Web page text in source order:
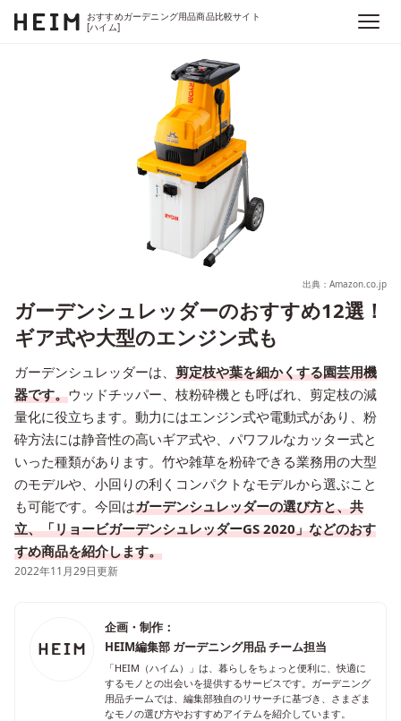
おすすめガーデニング用品商品比較サイト
[ハイム]
出典：Amazon.co.jp
ガーデンシュレッダーのおすすめ12選！
ギア式や大型のエンジン式も
ガーデンシュレッダーは、 剪定枝や葉を細かくする園芸用機
器です。ウッドチッパー、枝粉砕機とも呼ばれ、剪定枝の減
量化に役立ちます。動力にはエンジン式や電動式があり、粉
砕方法には静音性の高いギア式や、パワフルなカッター式と
いった種類があります。竹や雑草を粉砕できる業務用の大型
のモデルや、小回りの利くコンパクトなモデルから選ぶこと
も可能です。今回はガーデンシュレッダーの選び方と、共
立、「リョービガーデンシュレッダーGS 2020」などのおす
すめ商品を紹介します。
2022年11月29日更新
企画・制作：
HEIM編集部 ガーデニング用品 チーム担当
「HEIM（ハイム）」は、暮らしをちょっと便利に、快適に
するモノとの出会いを提供するサービスです。ガーデニング
用品チームでは、編集部独自のリサーチに基づき、さまざま
なモノの選び方やおすすめアイテムを紹介しています。